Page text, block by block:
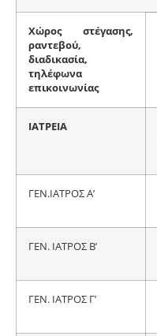
Χώρος στέγασης,
ραντεβού,
διαδικασία,
τηλέφωνα
επικοινωνίας
ΙΑΤΡΕΙΑ
ΓΕΝ.ΙΑΤΡΟΣ Α’
ΓΕΝ. ΙΑΤΡΟΣ Β’
ΓΕΝ. ΙΑΤΡΟΣ Γ’